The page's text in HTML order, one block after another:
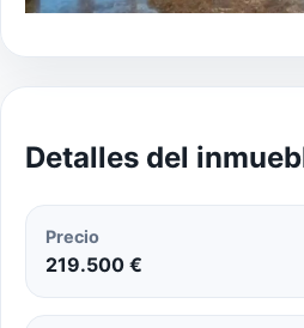
Detalles del
Precio
219.500 €